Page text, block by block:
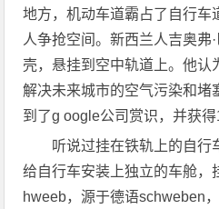
地方，机动车道霸占了自行车
人争抢空间。新西兰人吉奥弗
壳，悬挂到空中轨道上。他认
解决未来城市的空气污染和堵
到了g oogle公司赏识，并获得
听说过挂在铁轨上的自行
给自行车安装上独立的车舱，
hweeb，源于德语schweben